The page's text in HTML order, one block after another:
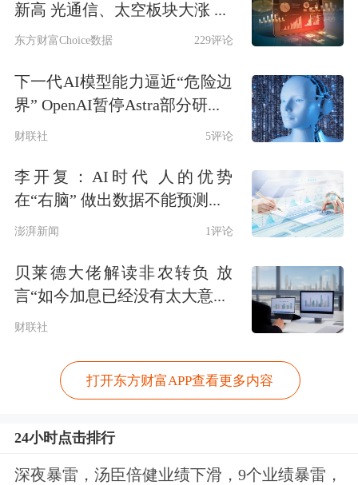
业，盈利在增加，盈利份额在增加。中
下游行业的盈利增速在回落，像银行、
农林牧渔、公用事业、传媒在回落，这
是一个变化。这个变化更多的还是受到
政策的影响。”
他继续补充说：“我们还可以从资产负
债率的角度来发现利润的变化，比如上
的，像一些新兴行业，家电、传媒、电
子、计算机，基本上是在上升的，说明
在李迅雷看来，国有企业和民营企业之
间的分化情况，在2018年仍将延续。
“去年股市表现好的是蓝筹股，蓝筹股
新高 光通信、太空板块大涨 ...
东方财富Choice数据 229评论
下一代AI模型能力逼近“危险边
界” OpenAI暂停Astra部分研...
财联社 5评论
李开复：AI时代 人的优势
在“右脑” 做出数据不能预测...
澎湃新闻 1评论
贝莱德大佬解读非农转负 放
言“如今加息已经没有太大意...
财联社
打开东方财富APP查看更多内容
24小时点击排行
深夜暴雷，汤臣倍健业绩下滑，9个业绩暴雷，